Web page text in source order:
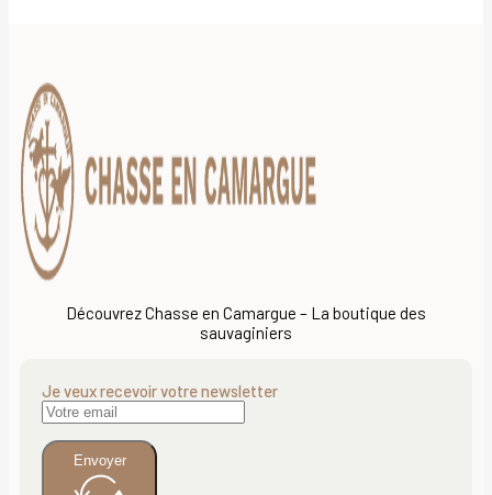
Découvrez Chasse en Camargue – La boutique des
sauvaginiers
Je veux recevoir votre newsletter
Envoyer